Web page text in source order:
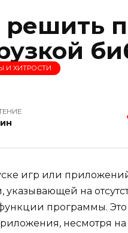
решить
И ХИТРОСТИ
игр или
на
программы. Это
несмотря